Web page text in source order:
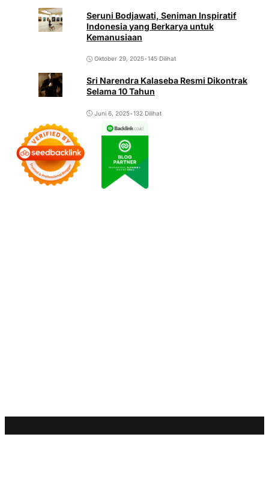
Seruni Bodjawati, Seniman Inspiratif
Indonesia yang Berkarya untuk
Kemanusiaan
Oktober 29, 2025•145 Dilihat
Sri Narendra Kalaseba Resmi Dikontrak
Selama 10 Tahun
Juni 6, 2025•132 Dilihat